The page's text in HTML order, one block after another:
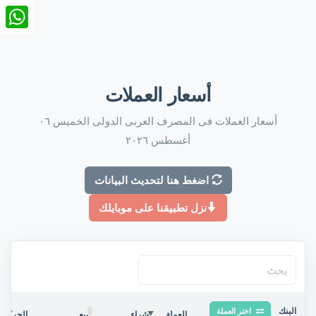
أسعار العملات
أسعار العملات فى المصرف العربى الدولى الخميس ٠٦
أغسطس ٢٠٢٦
اضغط هنا لتحديث البيانات
نزل تطبيقنا على موبايلك
البنك اختر العملة